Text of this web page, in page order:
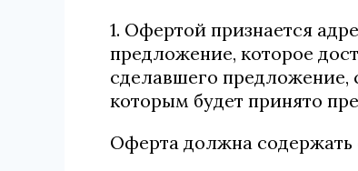
1. Офертой признается
предложение, которое
сделавшего предложение,
которым будет принято
Оферта должна содержать